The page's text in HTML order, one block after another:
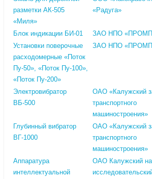
разметки АК-505
«Миля»
«Радуга»
Блок индикации БИ-01 ЗАО НПО
Установки поверочные
расходомерные «Поток
Пу-50», «Поток Пу-100»,
«Поток Пу-200»
ЗАО НПО
Электровибратор
ВБ-500
ОАО «Калужский
транспортного
машиностроения»
Глубинный вибратор
ВГ-1000
ОАО «Калужский
транспортного
машиностроения»
Аппаратура
интеллектуальной
ОАО Калужский